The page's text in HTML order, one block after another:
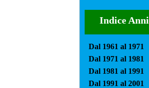
Indice Anni
Dal 1961 al 1971
Dal 1971 al 1981
Dal 1981 al 1991
Dal 1991 al 2001